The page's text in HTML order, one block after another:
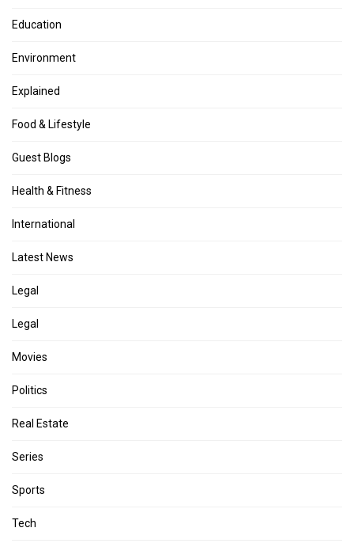
Education
Environment
Explained
Food & Lifestyle
Guest Blogs
Health & Fitness
International
Latest News
Legal
Legal
Movies
Politics
Real Estate
Series
Sports
Tech